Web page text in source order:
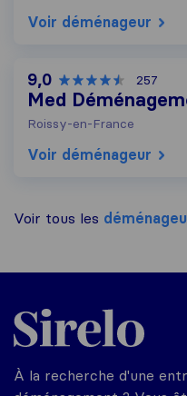
Voir déménageur
9,0 257
Med
Roissy-en-France
Voir déménageur
Voir tous les
Sirelo.fr
À la recherche d'une